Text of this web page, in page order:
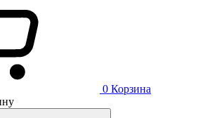
0 Корзина